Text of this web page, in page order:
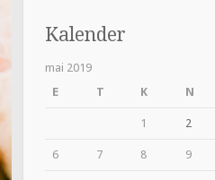
Kalender
mai 2019
E
T K N
1 2
6 7 8 9